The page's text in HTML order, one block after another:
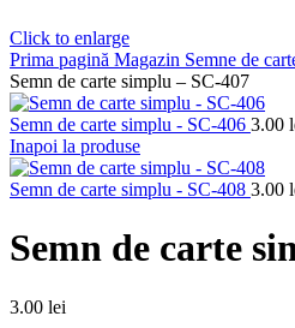
Click to enlarge
Prima pagină Magazin Semne de
Semn de carte simplu – SC-407
Semn de carte simplu - SC-406 3.00
Inapoi la produse
Semn de carte simplu - SC-408 3.00
Semn de carte
3.00 lei